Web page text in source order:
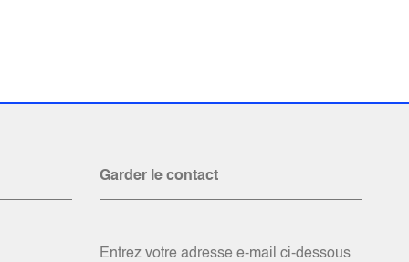
Garder le contact
Entrez votre adresse e-mail ci-dessous